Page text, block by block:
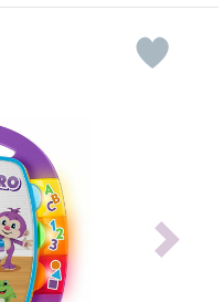
Next